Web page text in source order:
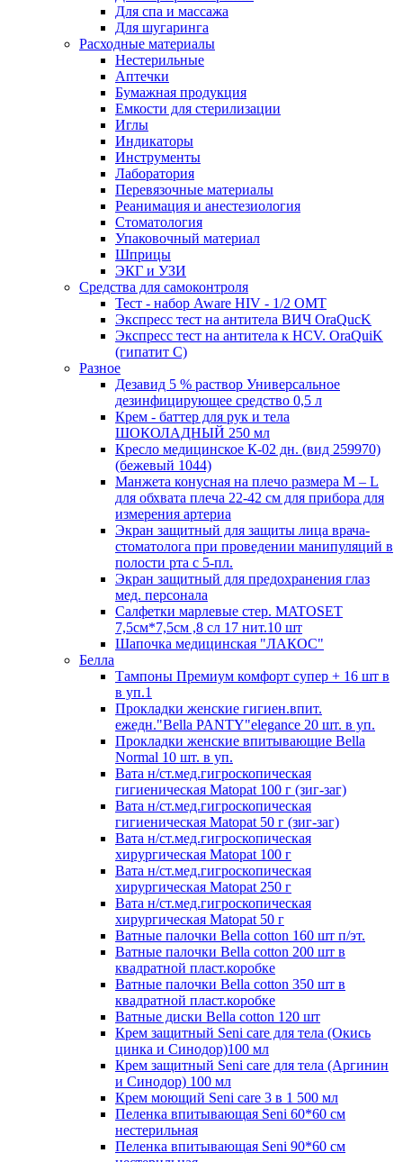
Для спа и массажа
Для шугаринга
Расходные материалы
Нестерильные
Аптечки
Бумажная продукция
Емкости для стерилизации
Иглы
Индикаторы
Инструменты
Лаборатория
Перевязочные материалы
Реанимация и анестезиология
Стоматология
Упаковочный материал
Шприцы
ЭКГ и УЗИ
Средства для самоконтроля
Тест - набор Aware HIV - 1/2 ОМТ
Экспресс тест на антитела ВИЧ OraQuсK
Экспресс тест на антитела к HCV. OraQuiK
(гипатит С)
Разное
Дезавид 5 % раствор Универсальное
дезинфицирующее средство 0,5 л
Крем - баттер для рук и тела
ШОКОЛАДНЫЙ 250 мл
Кресло медицинское К-02 дн. (вид 259970)
(бежевый 1044)
Манжета конусная на плечо размера М – L
для обхвата плеча 22-42 см для прибора для
измерения артериа
Экран защитный для защиты лица врача-
стоматолога при проведении манипуляций в
полости рта с 5-пл.
Экран защитный для предохранения глаз
мед. персонала
Салфетки марлевые стер. MATOSET
7,5см*7,5см ,8 сл 17 нит.10 шт
Шапочка медицинская "ЛАКОС"
Белла
Тампоны Премиум комфорт супер + 16 шт в
в уп.1
Прокладки женские гигиен.впит.
ежедн."Bella PANTY"elegance 20 шт. в уп.
Прокладки женские впитывающие Bella
Normal 10 шт. в уп.
Вата н/ст.мед.гигроскопическая
гигиеническая Matopat 100 г (зиг-заг)
Вата н/ст.мед.гигроскопическая
гигиеническая Matopat 50 г (зиг-заг)
Вата н/ст.мед.гигроскопическая
хирургическая Matopat 100 г
Вата н/ст.мед.гигроскопическая
хирургическая Matopat 250 г
Вата н/ст.мед.гигроскопическая
хирургическая Matopat 50 г
Ватные палочки Bella cotton 160 шт п/эт.
Ватные палочки Bella cotton 200 шт в
квадратной пласт.коробке
Ватные палочки Bella cotton 350 шт в
квадратной пласт.коробке
Ватные диски Bella cotton 120 шт
Крем защитный Seni care для тела (Окись
цинка и Синодор)100 мл
Крем защитный Seni care для тела (Аргинин
и Синодор) 100 мл
Крем моющий Seni care 3 в 1 500 мл
Пеленка впитывающая Seni 60*60 см
нестерильная
Пеленка впитывающая Seni 90*60 см